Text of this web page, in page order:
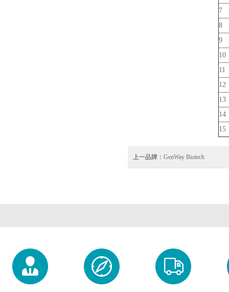
7
8
9
10
11
12
13
14
15
上一品牌： GenWay Biotech